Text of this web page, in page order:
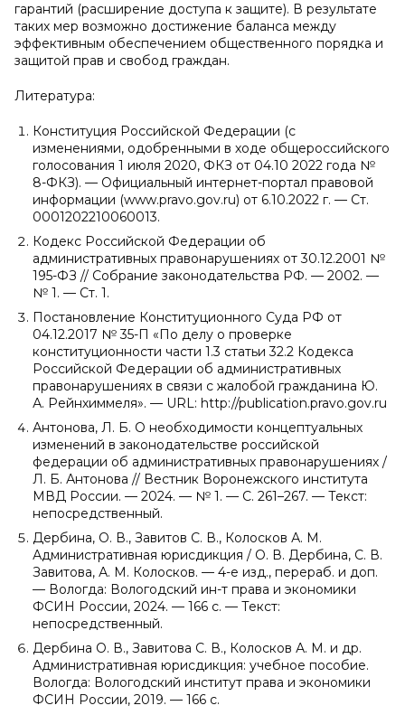
гарантий (расширение доступа к защите). В результате
таких мер возможно достижение баланса между
эффективным обеспечением общественного порядка и
защитой прав и свобод граждан.
Литература:
Конституция Российской Федерации (с
изменениями, одобренными в ходе общероссийского
голосования 1 июля 2020, ФКЗ от 04.10 2022 года №
8-ФКЗ). — Официальный интернет-портал правовой
информации (www.pravo.gov.ru) от 6.10.2022 г. — Ст.
0001202210060013.
Кодекс Российской Федерации об
административных правонарушениях от 30.12.2001 №
195-ФЗ // Собрание законодательства РФ. — 2002. —
№ 1. — Ст. 1.
Постановление Конституционного Суда РФ от
04.12.2017 № 35-П «По делу о проверке
конституционности части 1.3 статьи 32.2 Кодекса
Российской Федерации об административных
правонарушениях в связи с жалобой гражданина Ю.
А. Рейнхиммеля». — URL: http://publication.pravo.gov.ru
Антонова, Л. Б. О необходимости концептуальных
изменений в законодательстве российской
федерации об административных правонарушениях /
Л. Б. Антонова // Вестник Воронежского института
МВД России. — 2024. — № 1. — С. 261–267. — Текст:
непосредственный.
Дербина, О. В., Завитов С. В., Колосков А. М.
Административная юрисдикция / О. В. Дербина, С. В.
Завитова, А. М. Колосков. — 4-е изд., перераб. и доп.
— Вологда: Вологодский ин-т права и экономики
ФСИН России, 2024. — 166 с. — Текст:
непосредственный.
Дербина О. В., Завитова С. В., Колосков А. М. и др.
Административная юрисдикция: учебное пособие.
Вологда: Вологодский институт права и экономики
ФСИН России, 2019. — 166 с.